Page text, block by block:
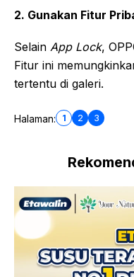
2. Gunakan Fitur
Selain App Lock,
Fitur ini
tertentu di galeri.
Halaman: 1 2 3